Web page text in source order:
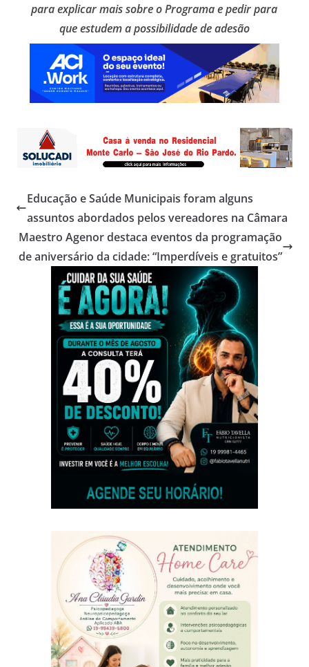
para explicar mais sobre o Programa e pedir para
que estudem a possibilidade de adesão
Educação e Saúde Municipais foram alguns
assuntos abordados pelos vereadores na Câmara
Maestro Agenor destaca eventos da programação
de aniversário da cidade: “Imperdíveis e gratuitos”